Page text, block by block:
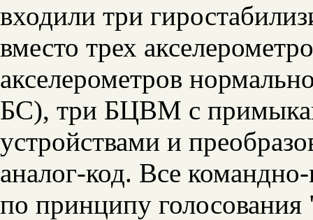
входили три
вместо трех
акселерометров
БС), три БЦВМ с
устройствами и
аналог-код. Все
по принципу голосования